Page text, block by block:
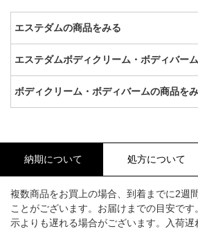
エステダムの商品をみる
エステダムボディクリーム・ボディバー
ボディクリーム・ボディバームの商品を
納期について 処方について
複数商品をお買上の場合、到着までに2週
ことがございます。お届けまでの目安で
示よりも遅れる場合がございます。入荷